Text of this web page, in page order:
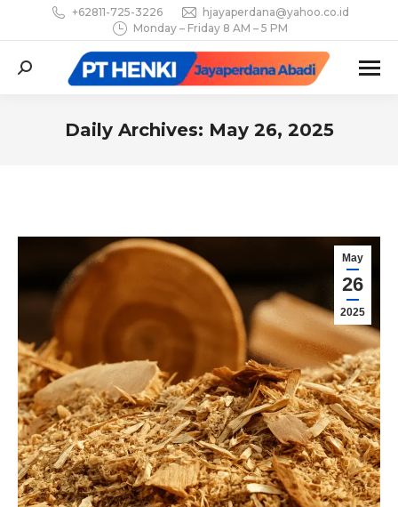
+62811-725-3226
hjayaperdana@yahoo.co.id
Monday – Friday 8 AM – 5 PM
Search:
Daily Archives: May 26, 2025
May
26
2025